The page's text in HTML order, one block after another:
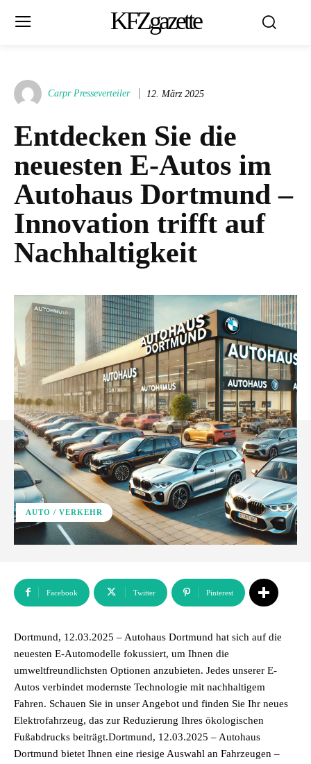
KFZgazette
Carpr Presseverteiler 12. März 2025
Entdecken Sie die
neuesten E-Autos im
Autohaus Dortmund –
Innovation trifft auf
Nachhaltigkeit
AUTO / VERKEHR
Facebook Twitter Pinterest
Dortmund, 12.03.2025 – Autohaus Dortmund hat sich auf die
neuesten E-Automodelle fokussiert, um Ihnen die
umweltfreundlichsten Optionen anzubieten. Jedes unserer E-
Autos verbindet modernste Technologie mit nachhaltigem
Fahren. Schauen Sie in unser Angebot und finden Sie Ihr neues
Elektrofahrzeug, das zur Reduzierung Ihres ökologischen
Fußabdrucks beiträgt.Dortmund, 12.03.2025 – Autohaus
Dortmund bietet Ihnen eine riesige Auswahl an Fahrzeugen –